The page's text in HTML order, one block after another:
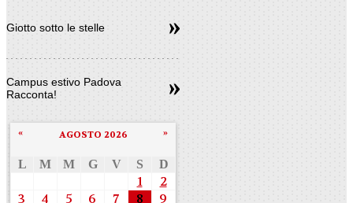
Giotto sotto le stelle
Campus estivo Padova
Racconta!
AGOSTO 2026
« »
L M M G V S D
1
2
3
4 5 6 7 8
9